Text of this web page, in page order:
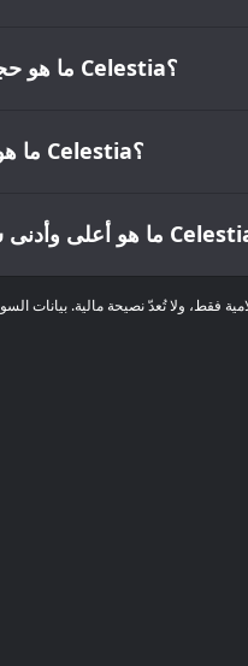
ما هو حجم التداول اليومي لـ Celestia؟
ما هو العرض الحالي من Celestia؟